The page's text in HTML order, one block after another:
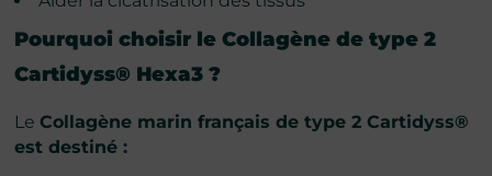
Pourquoi choisir le Collagène de type 2
Cartidyss® Hexa3 ?
LeCollagène marin français de type 2 Cartidyss®
est destiné :